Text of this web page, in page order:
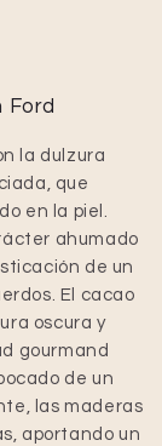
Ford
la dulzura
que
en la piel.
ahumado
de un
El cacao
oscura y
gourmand
de un
las maderas
aportando un